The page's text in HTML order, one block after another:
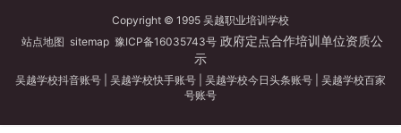
Copyright © 1995 吴越职业培训学校
站点地图 sitemap 豫ICP备16035743号政府定点合作培训单位资质公
示
吴越学校抖音账号 吴越学校快手账号 吴越学校今日头条账号
吴越学校百家
号账号